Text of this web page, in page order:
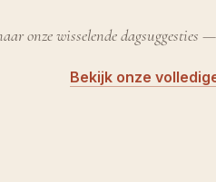
onze wisselende dagsuggesties —
Bekijk onze